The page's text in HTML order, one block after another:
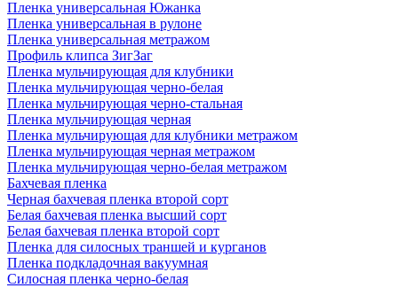
Пленка универсальная Южанка
Пленка универсальная в рулоне
Пленка универсальная метражом
Профиль клипса ЗигЗаг
Пленка мульчирующая для клубники
Пленка мульчирующая черно-белая
Пленка мульчирующая черно-стальная
Пленка мульчирующая черная
Пленка мульчирующая для клубники метражом
Пленка мульчирующая черная метражом
Пленка мульчирующая черно-белая метражом
Бахчевая пленка
Черная бахчевая пленка второй сорт
Белая бахчевая пленка высший сорт
Белая бахчевая пленка второй сорт
Пленка для силосных траншей и курганов
Пленка подкладочная вакуумная
Силосная пленка черно-белая